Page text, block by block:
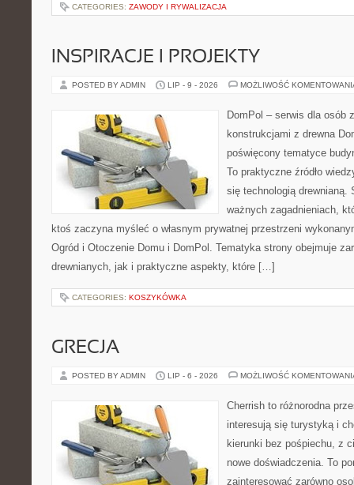
CATEGORIES: ZAWODY I RYWALIZACJA
INSPIRACJE I PROJEKTY
POSTED BY ADMIN LIP - 9 - 2026 MOŻLIWOŚĆ
DomPol – serwis dla osób
konstrukcjami z drewna
poświęcony tematyce
To praktyczne źródło
się technologią drewnianą.
ważnych zagadnieniach,
ktoś zaczyna myśleć o własnym prywatnej przestrzeni
Ogród i Otoczenie Domu i DomPol. Tematyka strony obejmuje
drewnianych, jak i praktyczne aspekty, które […]
CATEGORIES: KOSZYKÓWKA
GRECJA
POSTED BY ADMIN LIP - 6 - 2026 MOŻLIWOŚĆ
Cherrish to różnorodna
interesują się turystyką i
kierunki bez pośpiechu, z
nowe doświadczenia. To
zainteresować zarówno